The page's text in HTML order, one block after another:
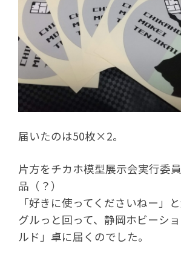
届いたのは50枚×2。
片方をチカホ模型展示会実行委
品（？）
「好きに使ってくださいねー」
グルっと回って、静岡ホビーシ
ルド」卓に届くのでした。